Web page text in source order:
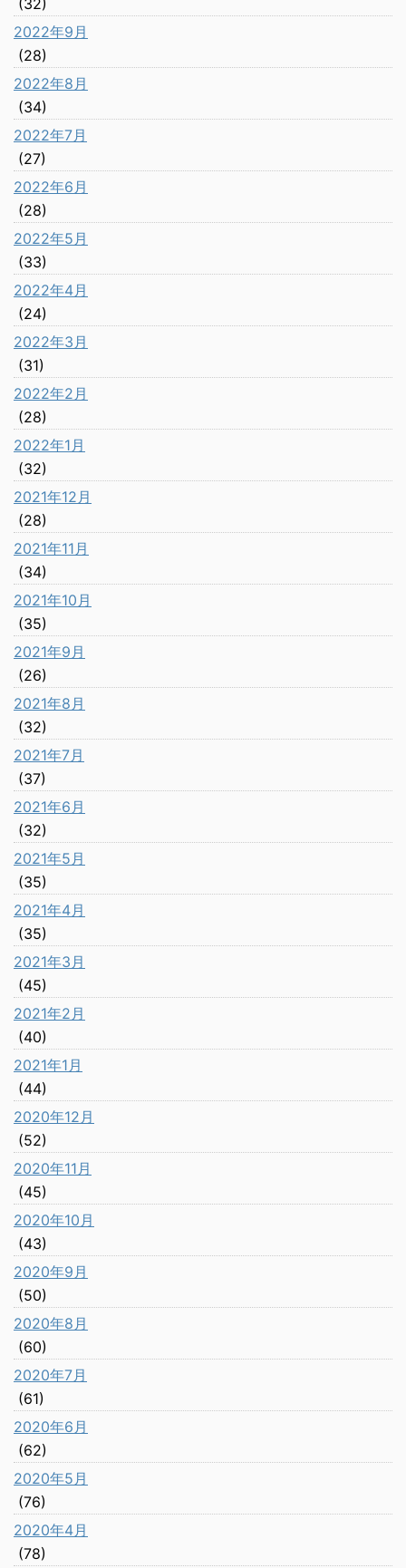
(32)
2022年9月
(28)
2022年8月
(34)
2022年7月
(27)
2022年6月
(28)
2022年5月
(33)
2022年4月
(24)
2022年3月
(31)
2022年2月
(28)
2022年1月
(32)
2021年12月
(28)
2021年11月
(34)
2021年10月
(35)
2021年9月
(26)
2021年8月
(32)
2021年7月
(37)
2021年6月
(32)
2021年5月
(35)
2021年4月
(35)
2021年3月
(45)
2021年2月
(40)
2021年1月
(44)
2020年12月
(52)
2020年11月
(45)
2020年10月
(43)
2020年9月
(50)
2020年8月
(60)
2020年7月
(61)
2020年6月
(62)
2020年5月
(76)
2020年4月
(78)